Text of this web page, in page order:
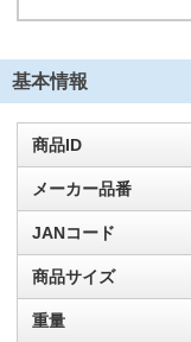
基本情報
商品ID
メーカー品番
JANコード
商品サイズ
重量